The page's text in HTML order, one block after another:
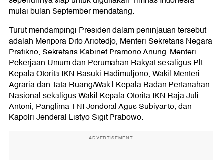
mulai bulan September mendatang.
Turut mendampingi Presiden dalam peninjauan tersebut
adalah Menpora Dito Ariotedjo, Menteri Sekretaris Negara
Pratikno, Sekretaris Kabinet Pramono Anung, Menteri
Pekerjaan Umum dan Perumahan Rakyat sekaligus Plt.
Kepala Otorita IKN Basuki Hadimuljono, Wakil Menteri
Agraria dan Tata Ruang/Wakil Kepala Badan Pertanahan
Nasional sekaligus Wakil Kepala Otorita IKN Raja Juli
Antoni, Panglima TNI Jenderal Agus Subiyanto, dan
Kapolri Jenderal Listyo Sigit Prabowo.
ADVERTISEMENT